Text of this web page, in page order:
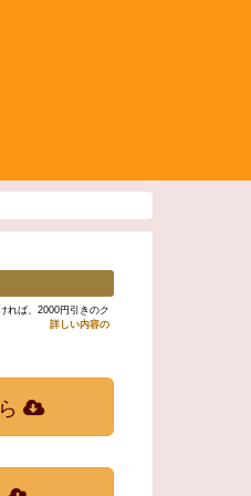
れば、2000円引きのク
詳しい内容の